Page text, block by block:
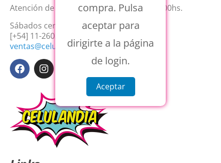
Atención de Lunes a Viernes de 8:15 a 18:00hs.
Sábados cerrados.
[+54] 11-2603-2204
ventas@celulandiaweb.com.ar
compra. Pulsa
aceptar para
dirigirte a la página
de login.
Aceptar